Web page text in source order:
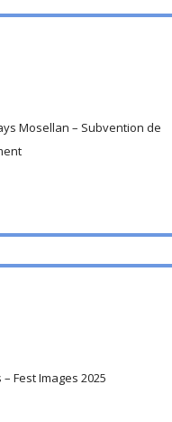
Mosellan – Subvention de
Fest Images 2025